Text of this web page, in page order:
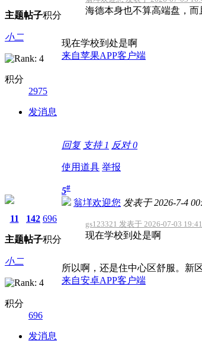
主题帖子积分
小二
积分
2975
发消息
海德本身也不算高端盘，而
现在学校到处是啊
来自苹果APP客户端
回复 支持 1 反对0
使用道具 举报
11
主题
142
帖子
696
积分
小二
积分
696
发消息
5#
翁垟欢迎您 发表于 2026-7-4
gs123321 发表于 2026-07-03 19:41
现在学校到处是啊
所以啊，还是住中心区舒服。新
来自安卓APP客户端